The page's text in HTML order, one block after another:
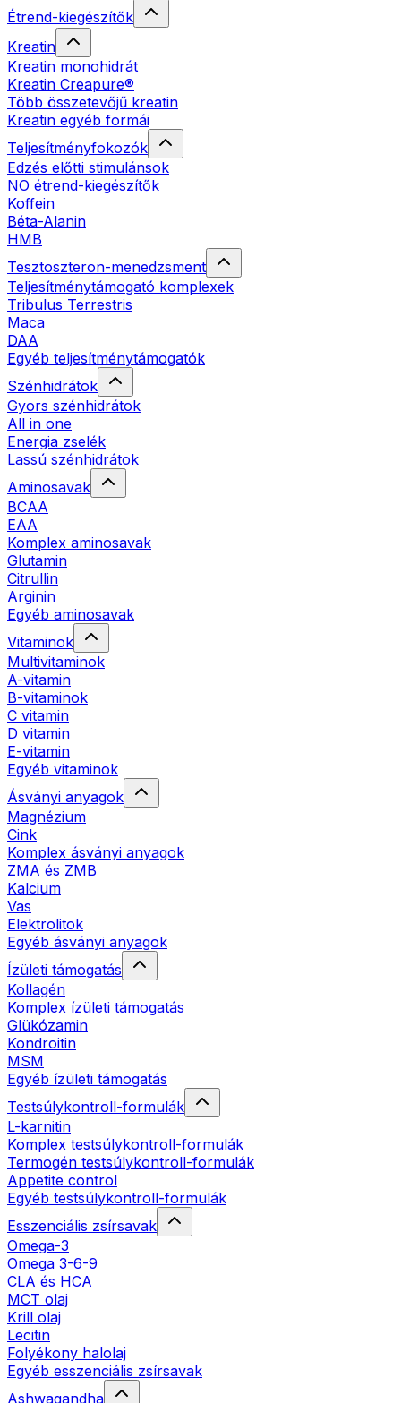
Étrend-kiegészítők
Kreatin
Kreatin monohidrát
Kreatin Creapure®
Több összetevőjű kreatin
Kreatin egyéb formái
Teljesítményfokozók
Edzés előtti stimulánsok
NO étrend-kiegészítők
Koffein
Béta-Alanin
HMB
Tesztoszteron-menedzsment
Teljesítménytámogató komplexek
Tribulus Terrestris
Maca
DAA
Egyéb teljesítménytámogatók
Szénhidrátok
Gyors szénhidrátok
All in one
Energia zselék
Lassú szénhidrátok
Aminosavak
BCAA
EAA
Komplex aminosavak
Glutamin
Citrullin
Arginin
Egyéb aminosavak
Vitaminok
Multivitaminok
A-vitamin
B-vitaminok
C vitamin
D vitamin
E-vitamin
Egyéb vitaminok
Ásványi anyagok
Magnézium
Cink
Komplex ásványi anyagok
ZMA és ZMB
Kalcium
Vas
Elektrolitok
Egyéb ásványi anyagok
Ízületi támogatás
Kollagén
Komplex ízületi támogatás
Glükózamin
Kondroitin
MSM
Egyéb ízületi támogatás
Testsúlykontroll-formulák
L-karnitin
Komplex testsúlykontroll-formulák
Termogén testsúlykontroll-formulák
Appetite control
Egyéb testsúlykontroll-formulák
Esszenciális zsírsavak
Omega-3
Omega 3-6-9
CLA és HCA
MCT olaj
Krill olaj
Lecitin
Folyékony halolaj
Egyéb esszenciális zsírsavak
Ashwagandha